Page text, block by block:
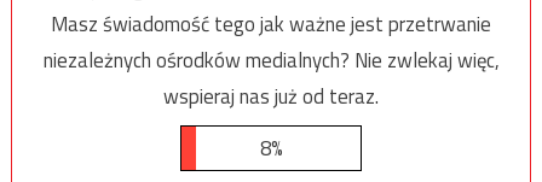
Masz świadomość tego jak ważne jest przetrwanie
niezależnych ośrodków medialnych? Nie zwlekaj więc,
wspieraj nas już od teraz.
8%